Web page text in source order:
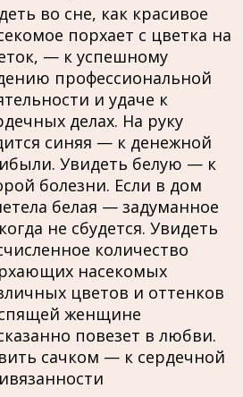
во сне, как красивое
порхает с цветка на
— к успешному
профессиональной
и удаче к
делах. На руку
синяя — к денежной
Увидеть белую — к
болезни. Если в дом
белая — задуманное
не сбудется. Увидеть
количество
насекомых
цветов и оттенков
женщине
повезет в любви.
сачком — к сердечной